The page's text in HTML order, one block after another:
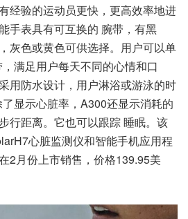
经验的运动员更快，更高效率地进
手表具有可互换的 腕带，有黑
灰色或黄色可供选择。用户可以单
满足用户每天不同的心情和口
用防水设计，用户淋浴或游泳的时
显示心脏率，A300还显示消耗的
行距离。它也可以跟踪 睡眠。该
心脏监测仪和智能手机应用程
2月份上市销售，价格139.95美